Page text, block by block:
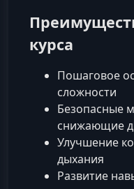
курса
Пошаговое
сложности
Безопасные
снижающие
Улучшение
дыхания
Развитие